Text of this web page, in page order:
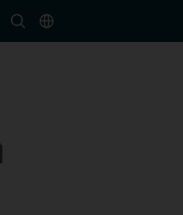
SearchChoose